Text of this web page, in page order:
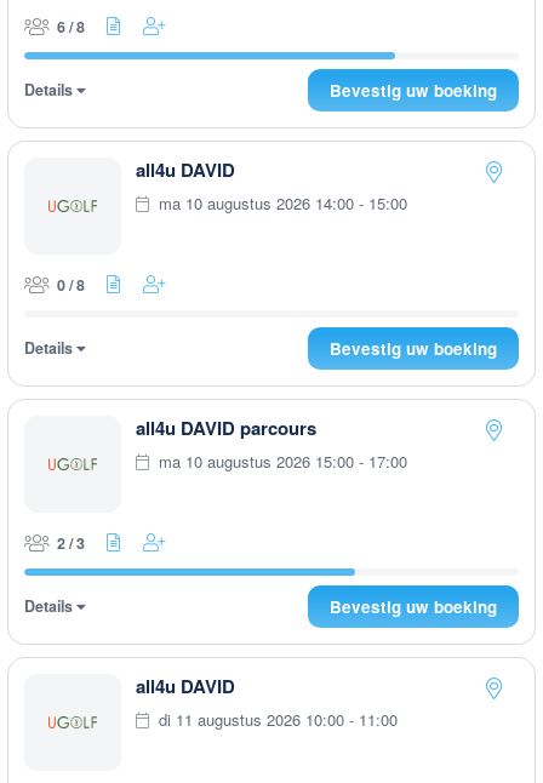
6 / 8
Details Bevestig uw boeking
all4u DAVID
ma 10 augustus 2026 14:00 - 15:00
0 / 8
Details Bevestig uw boeking
all4u DAVID parcours
ma 10 augustus 2026 15:00 - 17:00
2 / 3
Details Bevestig uw boeking
all4u DAVID
di 11 augustus 2026 10:00 - 11:00